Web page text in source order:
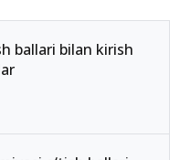
ballari bilan kirish